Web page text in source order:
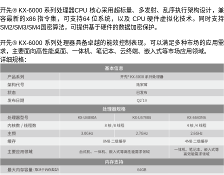
开先® KX-6000 系列处理器CPU 核心采用超标量、多发射、乱序执行架构设计，兼
容最新的x86 指令集，可支持64 位系统，以及 CPU 硬件虚拟化技术。同时支持
SM2/SM3/SM4国密算法，可提供基于硬件的数据加密保护。
开先® KX-6000 系列处理器具备卓越的能效控制表现，可以满足多种市场的应用需
求，主要面向高性能桌面、一体机、笔记本、云终端、嵌入式等市场应用领域。
详细规格：